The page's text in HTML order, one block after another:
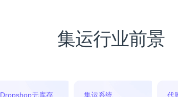
集运行业前景
Dropshop无库存 集运系统 代